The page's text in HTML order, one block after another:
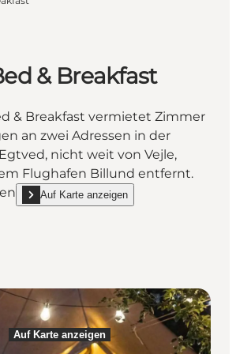
& Breakfast
& Breakfast vermietet Zimmer
an zwei Adressen in der
nicht weit von Vejle,
Flughafen Billund entfernt.
Bed & Breakfast"
Auf Karte anzeigen
show Egtved Bed & Breakfast on_map
Auf Karte anzeigen